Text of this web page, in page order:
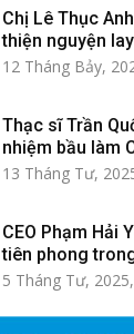
Chị Lê Thục
thiện nguyện
12 Tháng Bảy,
Thạc sĩ Trần
nhiệm bầu làm
13 Tháng Tư,
CEO Phạm Hải
tiên phong
5 Tháng Tư,